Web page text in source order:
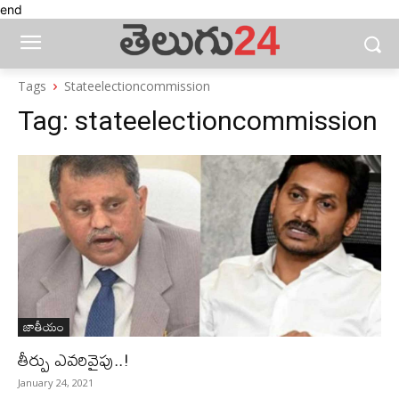
end
Tags Stateelectioncommission
Tag: stateelectioncommission
జాతీయం
తీర్పు ఎవరివైపు..!
January 24, 2021